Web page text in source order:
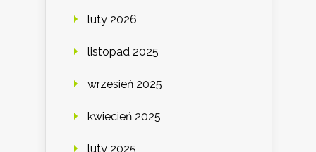
luty 2026
listopad 2025
wrzesień 2025
kwiecień 2025
luty 2025